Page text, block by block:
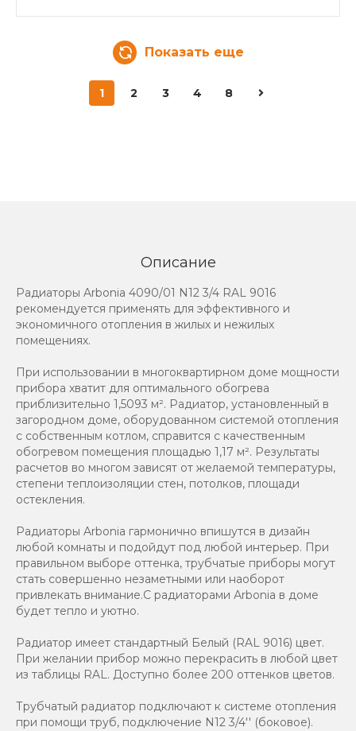
Показать еще
1 2 3 4 8
Описание
Радиаторы Arbonia 4090/01 N12 3/4 RAL 9016
рекомендуется применять для эффективного и
экономичного отопления в жилых и нежилых
помещениях.
При использовании в многоквартирном доме мощности
прибора хватит для оптимального обогрева
приблизительно 1,5093 м². Радиатор, установленный в
загородном доме, оборудованном системой отопления
с собственным котлом, справится с качественным
обогревом помещения площадью 1,17 м². Результаты
расчетов во многом зависят от желаемой температуры,
степени теплоизоляции стен, потолков, площади
остекления.
Радиаторы Arbonia гармонично впишутся в дизайн
любой комнаты и подойдут под любой интерьер. При
правильном выборе оттенка, трубчатые приборы могут
стать совершенно незаметными или наоборот
привлекать внимание.С радиаторами Аrbonia в доме
будет тепло и уютно.
Радиатор имеет стандартный Белый (RAL 9016) цвет.
При желании прибор можно перекрасить в любой цвет
из таблицы RAL. Доступно более 200 оттенков цветов.
Трубчатый радиатор подключают к системе отопления
при помощи труб, подключение N12 3/4'' (боковое).